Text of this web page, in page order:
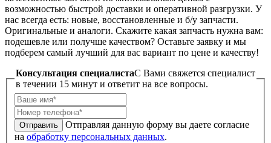
возможностью быстрой доставки и оперативной разгрузки. У
нас всегда есть: новые, восстановленные и б/у запчасти.
Оригинальные и аналоги. Скажите какая запчасть нужна вам:
подешевле или получше качеством? Оставьте заявку и мы
подберем самый лучший для вас вариант по цене и качеству!
Консультация специалистаC Вами свяжется специалист
в течении 15 минут и ответит на все вопросы.
Отправить
Отправляя данную форму вы даете согласие
на обработку персональных данных.